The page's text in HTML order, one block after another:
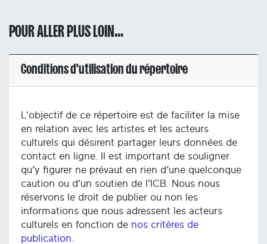
POUR ALLER PLUS LOIN...
Conditions d'utilisation du répertoire
L'objectif de ce répertoire est de faciliter la mise
en relation avec les artistes et les acteurs
culturels qui désirent partager leurs données de
contact en ligne. Il est important de souligner
qu’y figurer ne prévaut en rien d’une quelconque
caution ou d’un soutien de l’ICB. Nous nous
réservons le droit de publier ou non les
informations que nous adressent les acteurs
culturels en fonction de nos critères de
publication